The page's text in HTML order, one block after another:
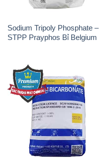
Sodium Tripoly Phosphate –
STPP Prayphos Bỉ Belgium